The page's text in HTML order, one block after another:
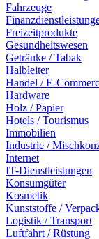
Fahrzeuge
Freizeitprodukte
Gesundheitswesen
Getränke / Tabak
Halbleiter
Handel / E-
Hardware
Holz / Papier
Hotels / Tourismus
Immobilien
Industrie /
Internet
IT-Dienstleistungen
Konsumgüter
Kosmetik
Kunststoffe /
Logistik / Transport
Luftfahrt / Rüstung